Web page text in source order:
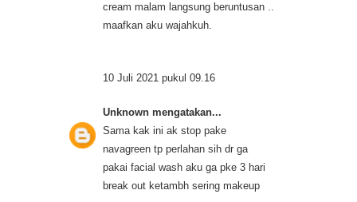
cream malam langsung beruntusan ..
maafkan aku wajahkuh.
10 Juli 2021 pukul 09.16
Unknown mengatakan...
Sama kak ini ak stop pake
navagreen tp perlahan sih dr ga
pakai facial wash aku ga pke 3 hari
break out ketambh sering makeup